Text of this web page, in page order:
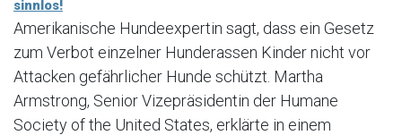
sinnlos!
Amerikanische Hundeexpertin sagt, dass ein Gesetz
zum Verbot einzelner Hunderassen Kinder nicht vor
Attacken gefährlicher Hunde schützt. Martha
Armstrong, Senior Vizepräsidentin der Humane
Society of the United States, erklärte in einem